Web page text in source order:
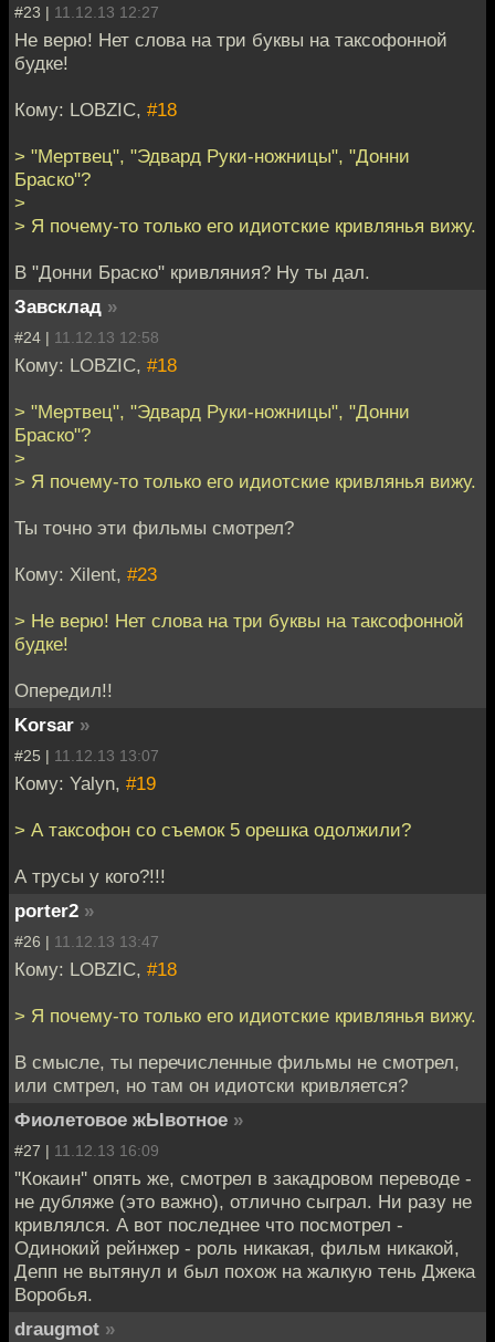
#23 | 11.12.13 12:27
Не верю! Нет слова на три буквы на таксофонной
будке!
Кому: LOBZIC, #18
> "Мертвец", "Эдвард Руки-ножницы", "Донни
Браско"?
>
> Я почему-то только его идиотские кривлянья вижу.
В "Донни Браско" кривляния? Ну ты дал.
Завсклад »
#24 | 11.12.13 12:58
Кому: LOBZIC, #18
> "Мертвец", "Эдвард Руки-ножницы", "Донни
Браско"?
>
> Я почему-то только его идиотские кривлянья вижу.
Ты точно эти фильмы смотрел?
Кому: Xilent, #23
> Не верю! Нет слова на три буквы на таксофонной
будке!
Опередил!!
Korsar »
#25 | 11.12.13 13:07
Кому: Yalyn, #19
> А таксофон со съемок 5 орешка одолжили?
А трусы у кого?!!!
porter2 »
#26 | 11.12.13 13:47
Кому: LOBZIC, #18
> Я почему-то только его идиотские кривлянья вижу.
В смысле, ты перечисленные фильмы не смотрел,
или смтрел, но там он идиотски кривляется?
Фиолетовое жЫвотное »
#27 | 11.12.13 16:09
''Кокаин'' опять же, смотрел в закадровом переводе -
не дубляже (это важно), отлично сыграл. Ни разу не
кривлялся. А вот последнее что посмотрел -
Одинокий рейнжер - роль никакая, фильм никакой,
Депп не вытянул и был похож на жалкую тень Джека
Воробья.
draugmot »